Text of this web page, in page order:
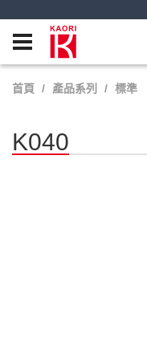
首頁 產品系列 標準
K040